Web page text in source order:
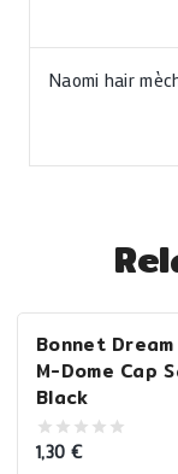
Naomi hair
Bonnet Dream
M-Dome Cap
Black
0
1,30 €